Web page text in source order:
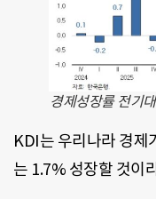
경제성장률 전기
KDI는 우리나라 경제
는 1.7% 성장할 것이